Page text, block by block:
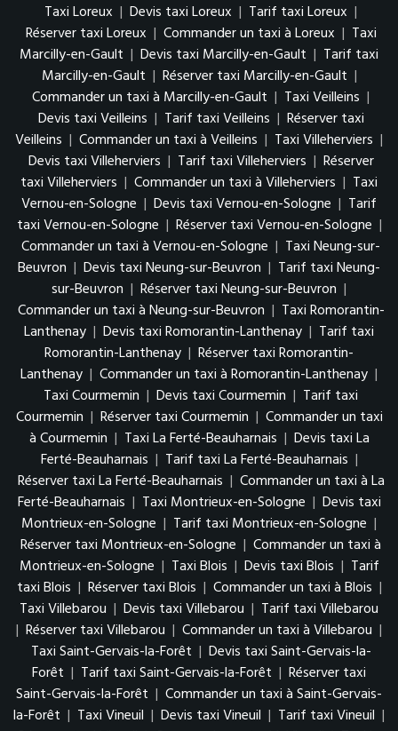
Taxi Loreux | Devis taxi Loreux | Tarif taxi Loreux |
Réserver taxi Loreux | Commander un taxi à Loreux | Taxi
Marcilly-en-Gault | Devis taxi Marcilly-en-Gault | Tarif taxi
Marcilly-en-Gault | Réserver taxi Marcilly-en-Gault |
Commander un taxi à Marcilly-en-Gault | Taxi Veilleins |
Devis taxi Veilleins | Tarif taxi Veilleins | Réserver taxi
Veilleins | Commander un taxi à Veilleins | Taxi Villeherviers |
Devis taxi Villeherviers | Tarif taxi Villeherviers | Réserver
taxi Villeherviers | Commander un taxi à Villeherviers | Taxi
Vernou-en-Sologne | Devis taxi Vernou-en-Sologne | Tarif
taxi Vernou-en-Sologne | Réserver taxi Vernou-en-Sologne |
Commander un taxi à Vernou-en-Sologne | Taxi Neung-sur-
Beuvron | Devis taxi Neung-sur-Beuvron | Tarif taxi Neung-
sur-Beuvron | Réserver taxi Neung-sur-Beuvron |
Commander un taxi à Neung-sur-Beuvron | Taxi Romorantin-
Lanthenay | Devis taxi Romorantin-Lanthenay | Tarif taxi
Romorantin-Lanthenay | Réserver taxi Romorantin-
Lanthenay | Commander un taxi à Romorantin-Lanthenay |
Taxi Courmemin | Devis taxi Courmemin | Tarif taxi
Courmemin | Réserver taxi Courmemin | Commander un taxi
à Courmemin | Taxi La Ferté-Beauharnais | Devis taxi La
Ferté-Beauharnais | Tarif taxi La Ferté-Beauharnais |
Réserver taxi La Ferté-Beauharnais | Commander un taxi à La
Ferté-Beauharnais | Taxi Montrieux-en-Sologne | Devis taxi
Montrieux-en-Sologne | Tarif taxi Montrieux-en-Sologne |
Réserver taxi Montrieux-en-Sologne | Commander un taxi à
Montrieux-en-Sologne | Taxi Blois | Devis taxi Blois | Tarif
taxi Blois | Réserver taxi Blois | Commander un taxi à Blois |
Taxi Villebarou | Devis taxi Villebarou | Tarif taxi Villebarou
| Réserver taxi Villebarou | Commander un taxi à Villebarou |
Taxi Saint-Gervais-la-Forêt | Devis taxi Saint-Gervais-la-
Forêt | Tarif taxi Saint-Gervais-la-Forêt | Réserver taxi
Saint-Gervais-la-Forêt | Commander un taxi à Saint-Gervais-
la-Forêt | Taxi Vineuil | Devis taxi Vineuil | Tarif taxi Vineuil |